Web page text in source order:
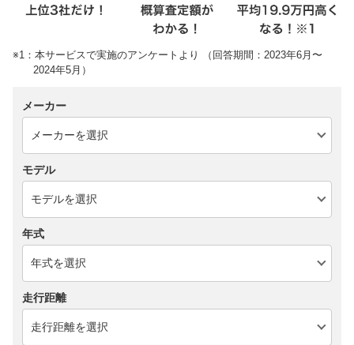
※1：本サービスで実施のアンケートより （回答期間：2023年6月〜
2024年5月）
メーカー
モデル
年式
走行距離